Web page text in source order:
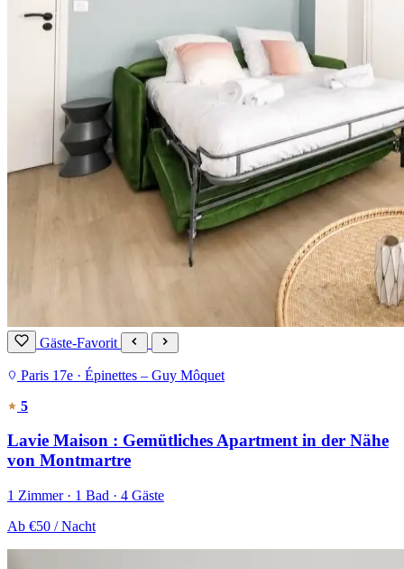
Gäste-Favorit
Paris 17e · Épinettes – Guy Môquet
5
Lavie Maison : Gemütliches Apartment in der Nähe
von Montmartre
1 Zimmer · 1 Bad · 4 Gäste
Ab €50 / Nacht